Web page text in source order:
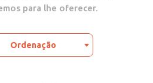
para lhe oferecer.
Ordenação